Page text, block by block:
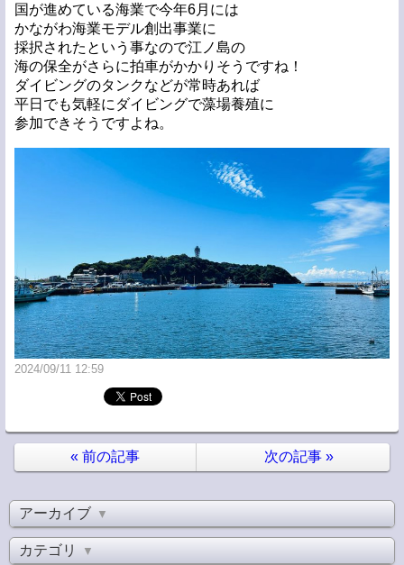
国が進めている海業で今年6月には
かながわ海業モデル創出事業に
採択されたという事なので江ノ島の
海の保全がさらに拍車がかかりそうですね！
ダイビングのタンクなどが常時あれば
平日でも気軽にダイビングで藻場養殖に
参加できそうですよね。
2024/09/11 12:59
« 前の記事 次の記事 »
アーカイブ ▼
カテゴリ ▼